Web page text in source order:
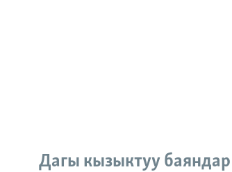
Дагы кызыктуу баяндар